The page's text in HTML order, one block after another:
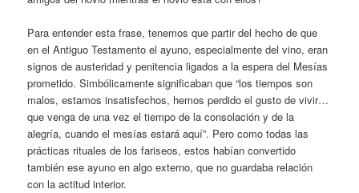
Para entender esta frase, tenemos que partir del hecho de que
en el Antiguo Testamento el ayuno, especialmente del vino, eran
signos de austeridad y penitencia ligados a la espera del Mesías
prometido. Simbólicamente significaban que “los tiempos son
malos, estamos insatisfechos, hemos perdido el gusto de vivir…
que venga de una vez el tiempo de la consolación y de la
alegría, cuando el mesías estará aquí”. Pero como todas las
prácticas rituales de los fariseos, estos habían convertido
también ese ayuno en algo externo, que no guardaba relación
con la actitud interior.